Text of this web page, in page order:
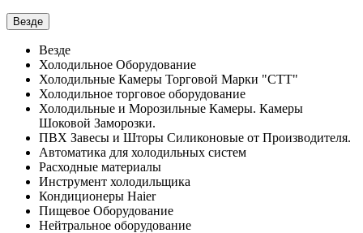
Везде
Везде
Холодильное Оборудование
Холодильные Камеры Торговой Марки "СТТ"
Холодильное торговое оборудование
Холодильные и Морозильные Камеры. Камеры
Шоковой Заморозки.
ПВХ Завесы и Шторы Силиконовые от Производителя.
Автоматика для холодильных систем
Расходные материалы
Инструмент холодильщика
Кондиционеры Haier
Пищевое Оборудование
Нейтральное оборудование